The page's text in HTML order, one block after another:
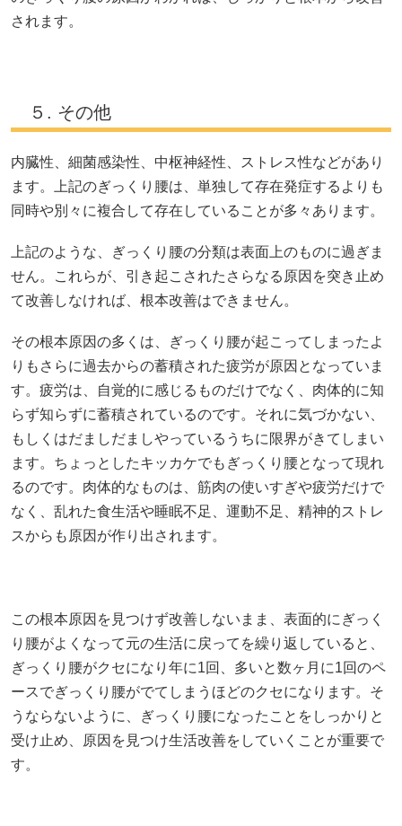
されます。
５. その他
内臓性、細菌感染性、中枢神経性、ストレス性などがあり
ます。上記のぎっくり腰は、単独して存在発症するよりも
同時や別々に複合して存在していることが多々あります。
上記のような、ぎっくり腰の分類は表面上のものに過ぎま
せん。これらが、引き起こされたさらなる原因を突き止め
て改善しなければ、根本改善はできません。
その根本原因の多くは、ぎっくり腰が起こってしまったよ
りもさらに過去からの蓄積された疲労が原因となっていま
す。疲労は、自覚的に感じるものだけでなく、肉体的に知
らず知らずに蓄積されているのです。それに気づかない、
もしくはだましだましやっているうちに限界がきてしまい
ます。ちょっとしたキッカケでもぎっくり腰となって現れ
るのです。肉体的なものは、筋肉の使いすぎや疲労だけで
なく、乱れた食生活や睡眠不足、運動不足、精神的ストレ
スからも原因が作り出されます。
この根本原因を見つけず改善しないまま、表面的にぎっく
り腰がよくなって元の生活に戻ってを繰り返していると、
ぎっくり腰がクセになり年に1回、多いと数ヶ月に1回のペ
ースでぎっくり腰がでてしまうほどのクセになります。そ
うならないように、ぎっくり腰になったことをしっかりと
受け止め、原因を見つけ生活改善をしていくことが重要で
す。